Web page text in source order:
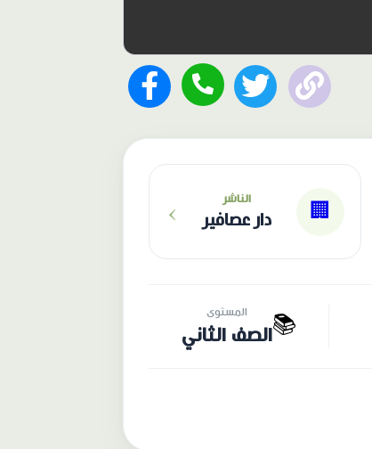
🏢
الناشر
دار عصافير ›
📚 المستوى
الصف الثاني